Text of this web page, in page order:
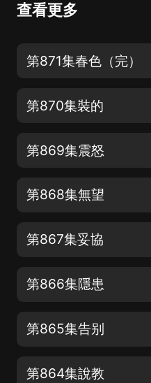
查看更多
第871集春色（完）
第870集裝的
第869集震怒
第868集無望
第867集妥協
第866集隱患
第865集告别
第864集說教